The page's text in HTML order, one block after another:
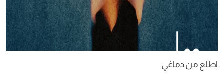
اطلع من دماغي